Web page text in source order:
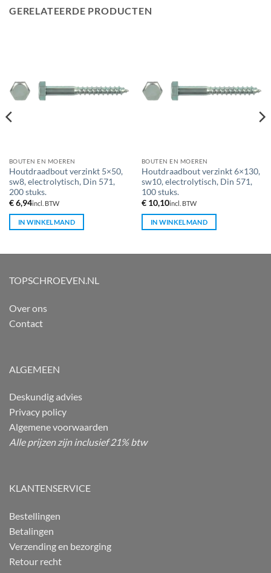
GERELATEERDE PRODUCTEN
BOUTEN EN MOEREN
Houtdraadbout verzinkt 5×50,
sw8, electrolytisch, Din 571,
200 stuks.
€6,94incl. BTW
IN WINKELMAND
BOUTEN EN MOEREN
Houtdraadbout verzinkt 6×130,
sw10, electrolytisch, Din 571,
100 stuks.
€10,10incl. BTW
IN WINKELMAND
TOPSCHROEVEN.NL
Over ons
Contact
ALGEMEEN
Deskundig advies
Privacy policy
Algemene voorwaarden
Alle prijzen zijn inclusief 21% btw
KLANTENSERVICE
Bestellingen
Betalingen
Verzending en bezorging
Retour recht